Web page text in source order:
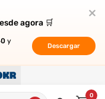
agora 🛒
y
Descargar
agora 🛒
y
Descargar
0